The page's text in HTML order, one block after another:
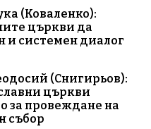
(Коваленко):
църкви да
и системен диалог
(Снигирьов):
църкви
за провеждане на
събор